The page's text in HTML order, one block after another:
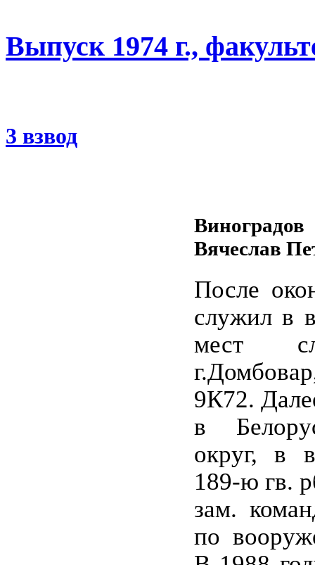
Выпуск 1974 г.,
3 взвод
Виноградов
Вячеслав
После
служил в
мест
9К72.
в
округ, в
189-ю гв.
зам.
по